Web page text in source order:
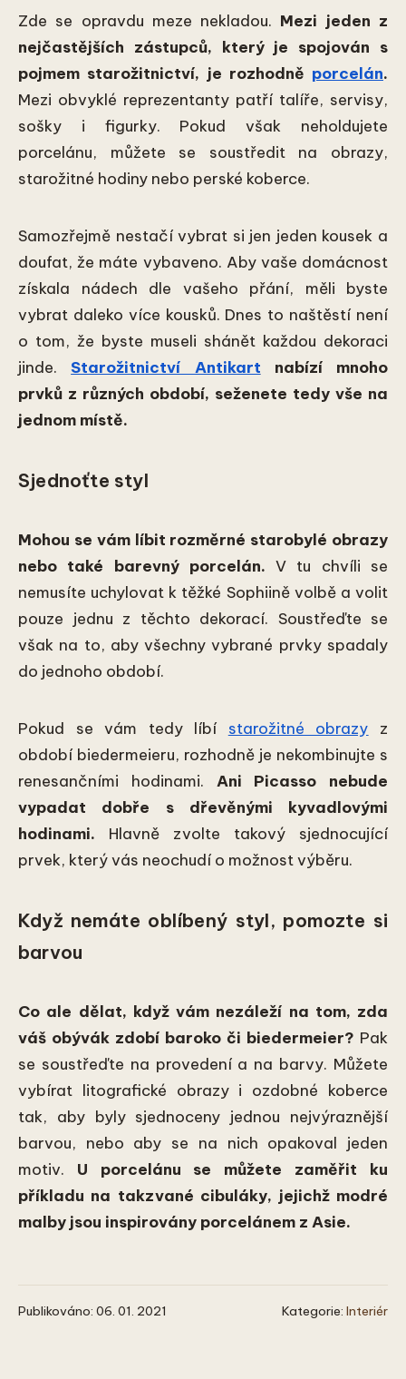
Zde se opravdu meze nekladou. Mezi jeden z
nejčastějších zástupců, který je spojován s
pojmem starožitnictví, je rozhodně porcelán.
Mezi obvyklé reprezentanty patří talíře, servisy,
sošky i figurky. Pokud však neholdujete
porcelánu, můžete se soustředit na obrazy,
starožitné hodiny nebo perské koberce.
Samozřejmě nestačí vybrat si jen jeden kousek a
doufat, že máte vybaveno. Aby vaše domácnost
získala nádech dle vašeho přání, měli byste
vybrat daleko více kousků. Dnes to naštěstí není
o tom, že byste museli shánět každou dekoraci
jinde.Starožitnictví Antikart nabízí mnoho
prvků z různých období, seženete tedy vše na
jednom místě.
Sjednoťte styl
Mohou se vám líbit rozměrné starobylé obrazy
nebo také barevný porcelán. V tu chvíli se
nemusíte uchylovat k těžké Sophiině volbě a volit
pouze jednu z těchto dekorací. Soustřeďte se
však na to, aby všechny vybrané prvky spadaly
do jednoho období.
Pokud se vám tedy líbí starožitné obrazy z
období biedermeieru, rozhodně je nekombinujte s
renesančními hodinami. Ani Picasso nebude
vypadat dobře s dřevěnými kyvadlovými
hodinami. Hlavně zvolte takový sjednocující
prvek, který vás neochudí o možnost výběru.
Když nemáte oblíbený styl, pomozte si
barvou
Co ale dělat, když vám nezáleží na tom, zda
váš obývák zdobí baroko či biedermeier? Pak
se soustřeďte na provedení a na barvy. Můžete
vybírat litografické obrazy i ozdobné koberce
tak, aby byly sjednoceny jednou nejvýraznější
barvou, nebo aby se na nich opakoval jeden
motiv. U porcelánu se můžete zaměřit ku
příkladu na takzvané cibuláky, jejichž modré
malby jsou inspirovány porcelánem z Asie.
Publikováno: 06. 01. 2021 Kategorie: Interiér